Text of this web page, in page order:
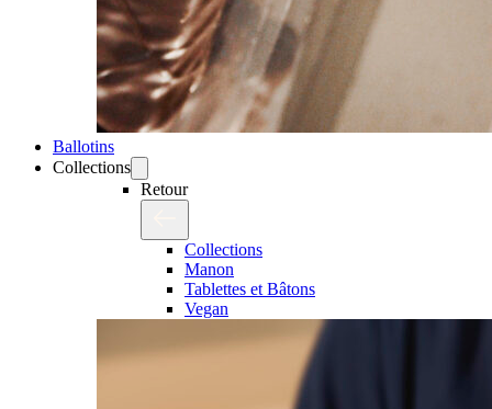
Ballotins
Collections
Retour
Collections
Manon
Tablettes et Bâtons
Vegan